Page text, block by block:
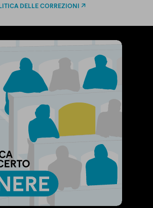
DELLE CORREZIONI